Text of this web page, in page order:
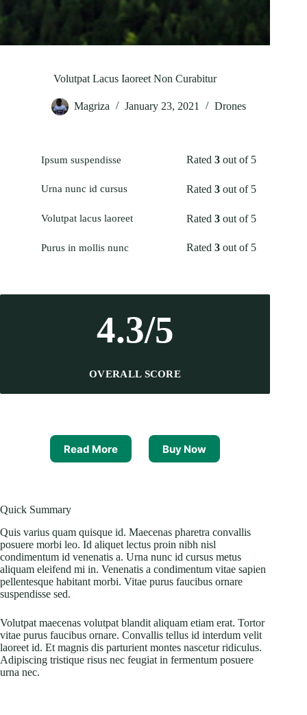
Volutpat Lacus Iaoreet Non Curabitur
Magriza January 23, 2021 Drones
Ipsum suspendisse Rated3 out of 5
Urna nunc id cursus Rated3 out of 5
Volutpat lacus laoreet Rated3 out of 5
Purus in mollis nunc Rated3 out of 5
4.3/5
OVERALL SCORE
Read More Buy Now
Quick Summary
Quis varius quam quisque id. Maecenas pharetra convallis
posuere morbi leo. Id aliquet lectus proin nibh nisl
condimentum id venenatis a. Urna nunc id cursus metus
aliquam eleifend mi in. Venenatis a condimentum vitae sapien
pellentesque habitant morbi. Vitae purus faucibus ornare
suspendisse sed.
Volutpat maecenas volutpat blandit aliquam etiam erat. Tortor
vitae purus faucibus ornare. Convallis tellus id interdum velit
laoreet id. Et magnis dis parturient montes nascetur ridiculus.
Adipiscing tristique risus nec feugiat in fermentum posuere
urna nec.